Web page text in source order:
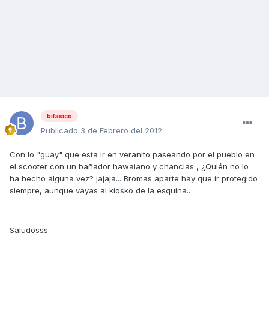
bifasico
Publicado 3 de Febrero del 2012
Con lo "guay" que esta ir en veranito paseando por el pueblo en
el scooter con un bañador hawaiano y chanclas , ¿Quién no lo
ha hecho alguna vez? jajaja... Bromas aparte hay que ir protegido
siempre, aunque vayas al kiosko de la esquina..
Saludosss